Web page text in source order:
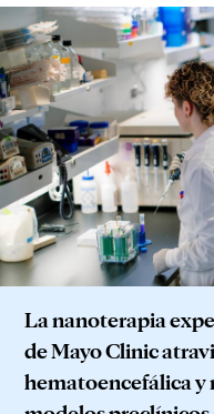
La nanoterapia
de Mayo Clinic
hematoencefálica y